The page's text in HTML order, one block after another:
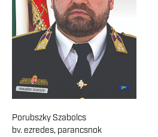
Porubszky Szabolcs
bv. ezredes, parancsnok